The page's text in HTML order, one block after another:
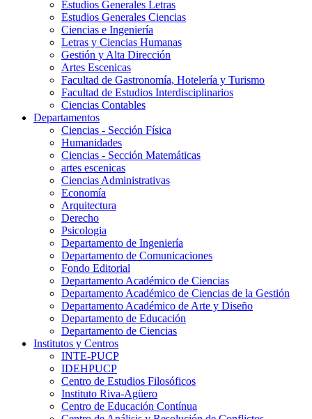
Estudios Generales Letras
Estudios Generales Ciencias
Ciencias e Ingeniería
Letras y Ciencias Humanas
Gestión y Alta Dirección
Artes Escenicas
Facultad de Gastronomía, Hotelería y Turismo
Facultad de Estudios Interdisciplinarios
Ciencias Contables
Departamentos
Ciencias - Sección Física
Humanidades
Ciencias - Sección Matemáticas
artes escenicas
Ciencias Administrativas
Economía
Arquitectura
Derecho
Psicologia
Departamento de Ingeniería
Departamento de Comunicaciones
Fondo Editorial
Departamento Académico de Ciencias
Departamento Académico de Ciencias de la Gestión
Departamento Académico de Arte y Diseño
Departamento de Educación
Departamento de Ciencias
Institutos y Centros
INTE-PUCP
IDEHPUCP
Centro de Estudios Filosóficos
Instituto Riva-Agüero
Centro de Educación Contínua